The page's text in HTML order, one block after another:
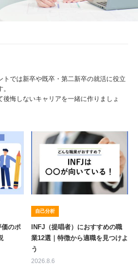
トでは新卒や既卒・第二新卒の就活に役立
悔しないキャリアを一緒に作りましょ
のポ
自己分析
INFJ（提唱者）におすすめの職
業12選｜特徴から適職を見つけよ
う
2026.8.6